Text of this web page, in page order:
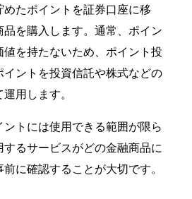
めたポイントを証券口座に移
品を購入します。通常、ポイン
値を持たないため、ポイント投
ントを投資信託や株式などの
用します。
トには使用できる範囲が限ら
るサービスがどの金融商品に
に確認することが大切です。